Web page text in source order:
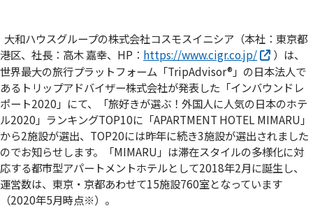
大和ハウスグループの株式会社コスモスイニシア（本社：東京都
港区、社長：高木 嘉幸、HP： https://www.cigr.co.jp/
）は、
世界最大の旅行プラットフォーム「TripAdvisor® 」の日本法人で
あるトリップアドバイザー株式会社が発表した「インバウンドレ
ポート2020」にて、「旅好きが選ぶ！外国人に人気の日本のホテ
ル2020」ランキングTOP10に「APARTMENT HOTEL MIMARU」
から2施設が選出、TOP20には昨年に続き3施設が選出されました
のでお知らせします。「MIMARU」は滞在スタイルの多様化に対
応する都市型アパートメントホテルとして2018年2月に誕生し、
運営数は、東京・京都あわせて15施設760室となっています
（2020年5月時点※）。